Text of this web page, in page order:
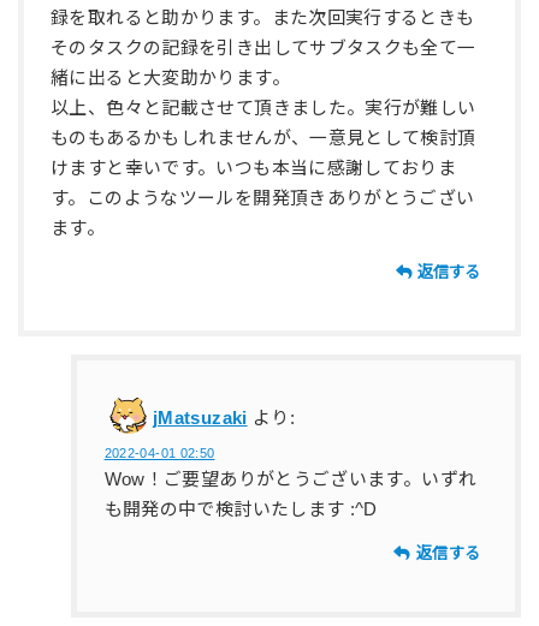
録を取れると助かります。また次回実行するときも
そのタスクの記録を引き出してサブタスクも全て一
緒に出ると大変助かります。
以上、色々と記載させて頂きました。実行が難しい
ものもあるかもしれませんが、一意見として検討頂
けますと幸いです。いつも本当に感謝しておりま
す。このようなツールを開発頂きありがとうござい
ます。
返信する
jMatsuzaki より:
2022-04-01 02:50
Wow！ご要望ありがとうございます。いずれ
も開発の中で検討いたします :^D
返信する